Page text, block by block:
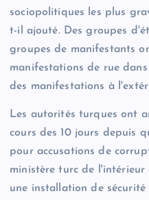
sociopolitiques les plus
t-il ajouté. Des groupes
groupes de manifestants
manifestations de rue
des manifestations à
Les autorités turques ont
cours des 10 jours depuis
pour accusations de
ministère turc de l'intérieur
une installation de